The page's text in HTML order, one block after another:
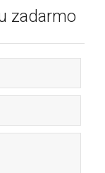
zadarmo